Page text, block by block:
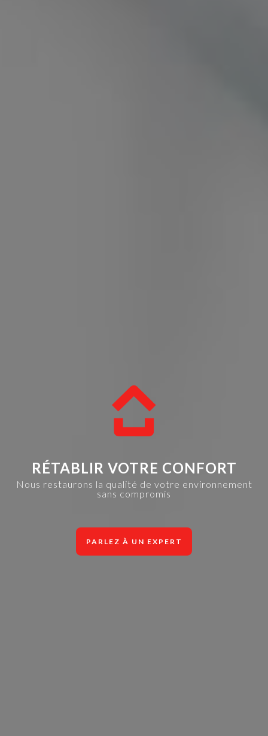
RÉTABLIR VOTRE CONFORT
Nous restaurons la qualité de votre environnement
sans compromis
PARLEZ À UN EXPERT